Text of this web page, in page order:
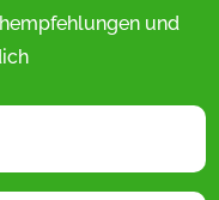
und